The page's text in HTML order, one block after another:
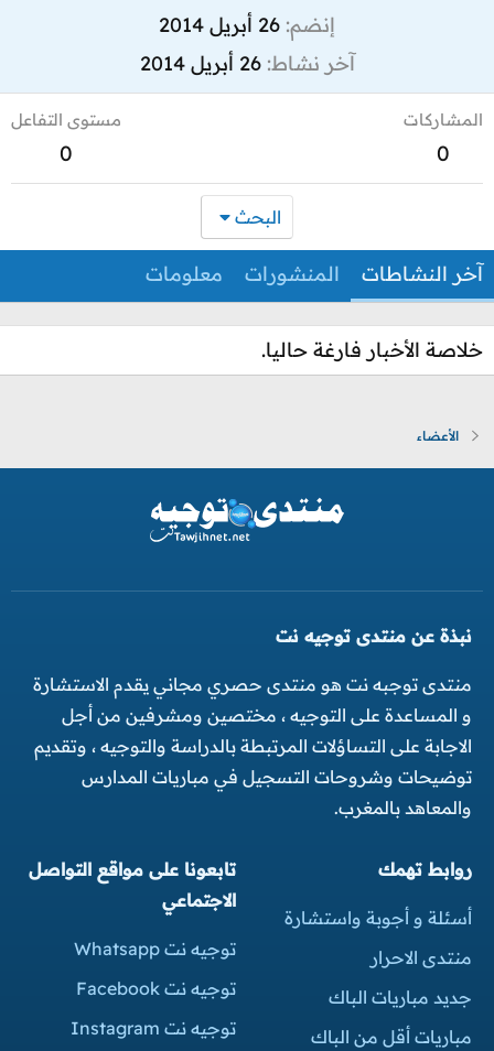
إنضم 26 أبريل 2014
آخر نشاط 26 أبريل 2014
المشاركات
0
مستوى التفاعل
0
البحث
آخر النشاطات المنشورات معلومات
خلاصة الأخبار فارغة حاليا.
الأعضاء
نبذة عن منتدى توجيه نت
منتدى توجبه نت هو منتدى حصري مجاني يقدم الاستشارة
و المساعدة على التوجيه ، مختصين ومشرفين من أجل
الاجابة على التساؤلات المرتبطة بالدراسة والتوجيه ، وتقديم
توضيحات وشروحات التسجيل في مباريات المدارس
والمعاهد بالمغرب.
روابط تهمك
أسئلة و أجوبة واستشارة
منتدى الاحرار
جديد مباريات الباك
مباريات أقل من الباك
تابعونا على مواقع التواصل
الاجتماعي
توجيه نت Whatsapp
توجيه نت Facebook
توجيه نت Instagram